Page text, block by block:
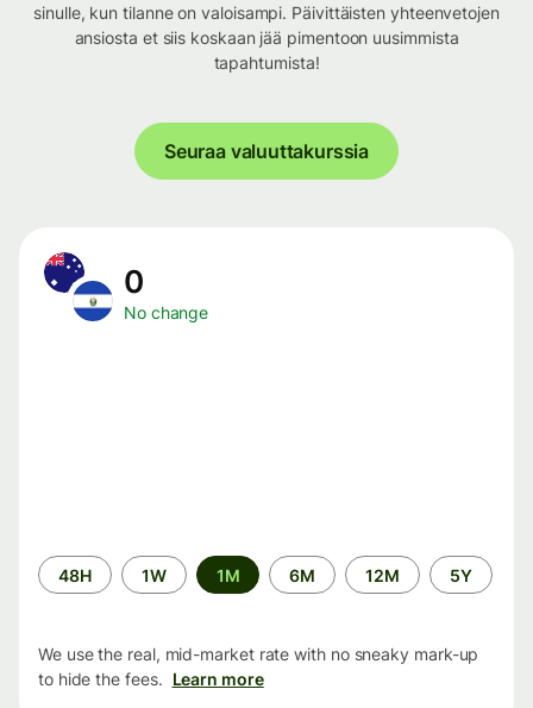
sinulle, kun tilanne on valoisampi. Päivittäisten yhteenvetojen
ansiosta et siis koskaan jää pimentoon uusimmista
tapahtumista!
Seuraa valuuttakurssia
0
No change
Time
period
48H 1W 1M 6M 12M 5Y
We use the real, mid-market rate with no sneaky mark-up
to hide the fees. Learn more